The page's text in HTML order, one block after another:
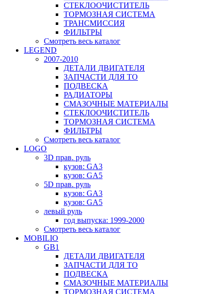
СТЕКЛООЧИСТИТЕЛЬ
ТОРМОЗНАЯ СИСТЕМА
ТРАНСМИССИЯ
ФИЛЬТРЫ
Смотреть весь каталог
LEGEND
2007-2010
ДЕТАЛИ ДВИГАТЕЛЯ
ЗАПЧАСТИ ДЛЯ ТО
ПОДВЕСКА
РАДИАТОРЫ
СМАЗОЧНЫЕ МАТЕРИАЛЫ
СТЕКЛООЧИСТИТЕЛЬ
ТОРМОЗНАЯ СИСТЕМА
ФИЛЬТРЫ
Смотреть весь каталог
LOGO
3D прав. руль
кузов: GA3
кузов: GA5
5D прав. руль
кузов: GA3
кузов: GA5
левый руль
год выпуска: 1999-2000
Смотреть весь каталог
MOBILIO
GB1
ДЕТАЛИ ДВИГАТЕЛЯ
ЗАПЧАСТИ ДЛЯ ТО
ПОДВЕСКА
СМАЗОЧНЫЕ МАТЕРИАЛЫ
ТОРМОЗНАЯ СИСТЕМА